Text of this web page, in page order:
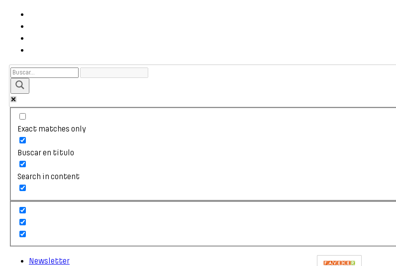
Exact matches only
Buscar en título
Search in content
Newsletter